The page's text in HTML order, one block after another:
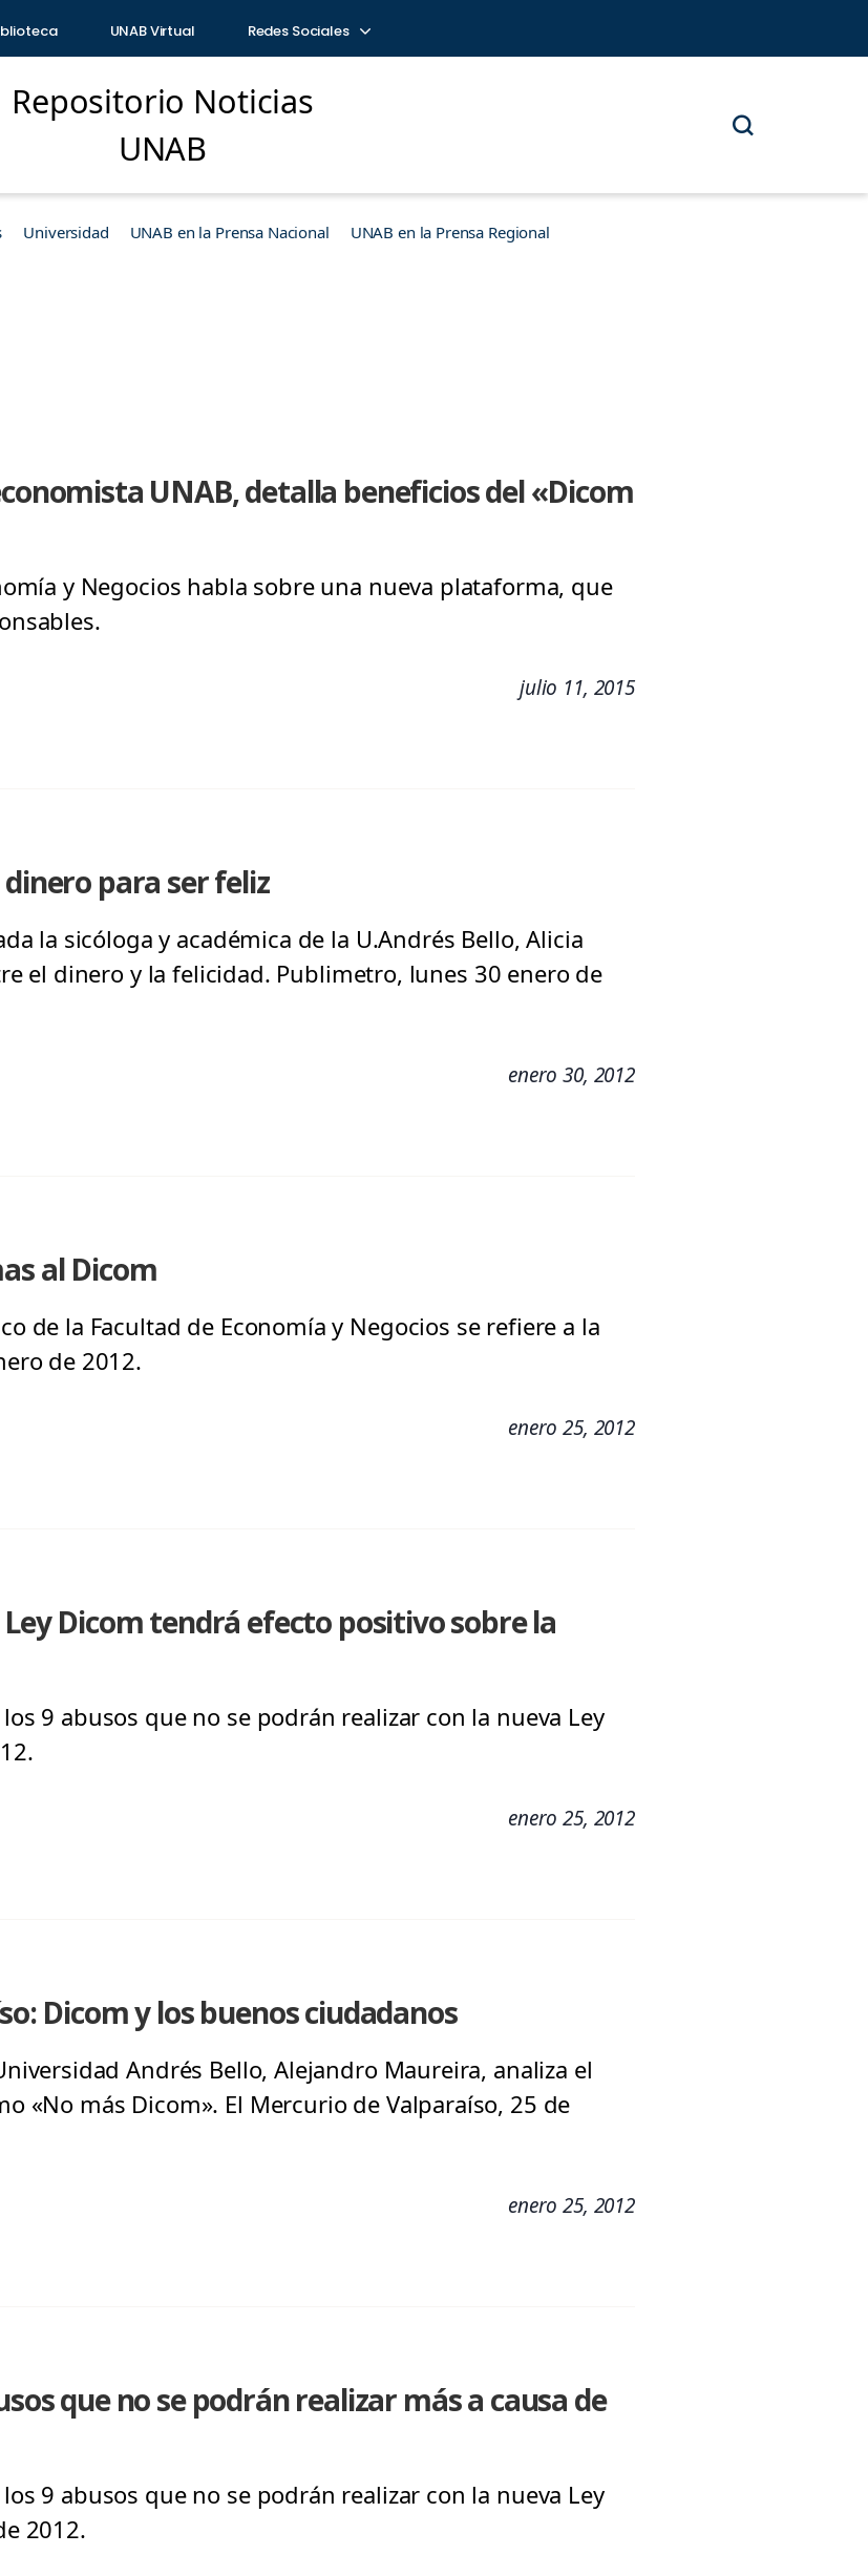
UNAB Virtual Redes Sociales
Repositorio Noticias
UNAB
Universidad UNAB en la Prensa Nacional UNAB en la Prensa Regional
UNAB, detalla beneficios del «Dicom
y Negocios habla sobre una nueva plataforma, que
julio 11, 2015
para ser feliz
la sicóloga y académica de la U.Andrés Bello, Alicia
el dinero y la felicidad. Publimetro, lunes 30 enero de
enero 30, 2012
al Dicom
de la Facultad de Economía y Negocios se refiere a la
de 2012.
enero 25, 2012
Dicom tendrá efecto positivo sobre la
9 abusos que no se podrán realizar con la nueva Ley
enero 25, 2012
Dicom y los buenos ciudadanos
Andrés Bello, Alejandro Maureira, analiza el
«No más Dicom». El Mercurio de Valparaíso, 25 de
enero 25, 2012
que no se podrán realizar más a causa de
9 abusos que no se podrán realizar con la nueva Ley
2012.